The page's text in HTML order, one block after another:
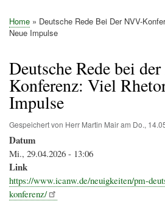
Pfadnavigation
Home
Deutsche Rede Bei Der NVV-
Neue Impulse
Deutsche Rede bei
Konferenz: Viel
Impulse
Gespeichert von Herr Martin Mairam Do.,
Datum
Mi., 29.04.2026 - 13:06
Link
https://www.icanw.de/neuigkeiten/pm-
konferenz/